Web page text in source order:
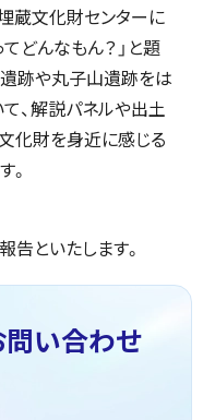
蔵文化財センターに
どんなもん？」と題
跡や丸子山遺跡をは
、解説パネルや出土
化財を身近に感じる
。
告といたします。
問い合わせ